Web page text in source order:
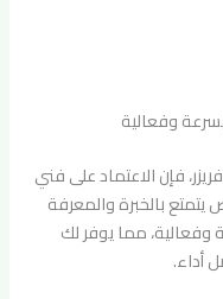
وفعالية
فإن الاعتماد على فني
بالخبرة والمعرفة
وفعالية، مما يوفر لك
أداء.